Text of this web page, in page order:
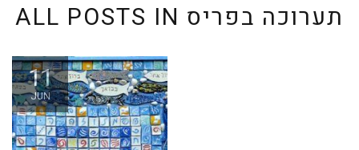
ALL POSTS IN תערוכה בפריס
11
JUN